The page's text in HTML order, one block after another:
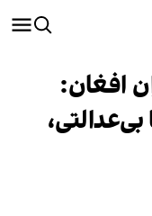
افغان: